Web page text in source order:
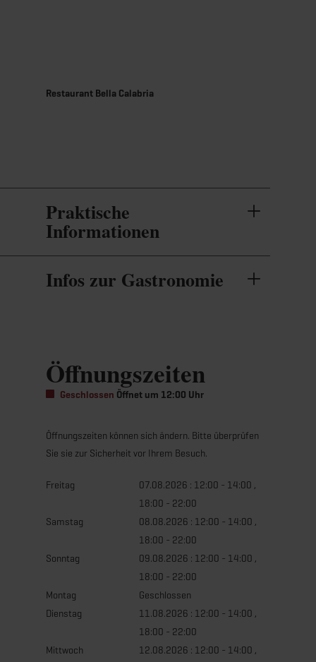
Restaurant Bella Calabria
Praktische
Informationen
Infos zur Gastronomie
Öffnungszeiten
Geschlossen Öffnet um 12:00 Uhr
Öffnungszeiten können sich ändern. Bitte überprüfen
Sie sie zur Sicherheit vor Ihrem Besuch.
Freitag
07.08.2026 : 12:00 - 14:00 ,
18:00 - 22:00
Samstag
08.08.2026 : 12:00 - 14:00 ,
18:00 - 22:00
Sonntag
09.08.2026 : 12:00 - 14:00 ,
18:00 - 22:00
Montag
Geschlossen
Dienstag
11.08.2026 : 12:00 - 14:00 ,
18:00 - 22:00
Mittwoch
12.08.2026 : 12:00 - 14:00 ,